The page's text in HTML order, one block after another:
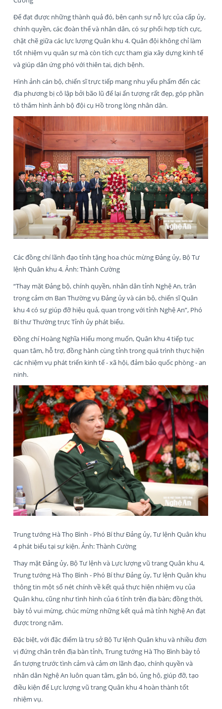
Để đạt được những thành quả đó, bên cạnh sự nỗ lực của cấp ủy,
chính quyền, các đoàn thể và nhân dân, có sự phối hợp tích cực,
chặt chẽ giữa các lực lượng Quân khu 4. Quân đội không chỉ làm
tốt nhiệm vụ quân sự mà còn tích cực tham gia xây dựng kinh tế
và giúp dân ứng phó với thiên tai, dịch bệnh.
Hình ảnh cán bộ, chiến sĩ trực tiếp mang nhu yếu phẩm đến các
địa phương bị cô lập bởi bão lũ để lại ấn tượng rất đẹp, góp phần
tô thắm hình ảnh bộ đội cụ Hồ trong lòng nhân dân.
Các đồng chí lãnh đạo tỉnh tặng hoa chúc mừng Đảng ủy, Bộ Tư
lệnh Quân khu 4. Ảnh: Thành Cường
“Thay mặt Đảng bộ, chính quyền, nhân dân tỉnh Nghệ An, trân
trọng cảm ơn Ban Thường vụ Đảng ủy và cán bộ, chiến sĩ Quân
khu 4 có sự giúp đỡ hiệu quả, quan trọng với tỉnh Nghệ An”, Phó
Bí thư Thường trực Tỉnh ủy phát biểu.
Đồng chí Hoàng Nghĩa Hiếu mong muốn, Quân khu 4 tiếp tục
quan tâm, hỗ trợ, đồng hành cùng tỉnh trong quá trình thực hiện
các nhiệm vụ phát triển kinh tế - xã hội, đảm bảo quốc phòng - an
ninh.
Trung tướng Hà Thọ Bình - Phó Bí thư Đảng ủy, Tư lệnh Quân khu
4 phát biểu tại sự kiện. Ảnh: Thành Cường
Thay mặt Đảng ủy, Bộ Tư lệnh và Lực lượng vũ trang Quân khu 4,
Trung tướng Hà Thọ Bình - Phó Bí thư Đảng ủy, Tư lệnh Quân khu
thông tin một số nét chính về kết quả thực hiện nhiệm vụ của
Quân khu, cũng như tình hình của 6 tỉnh trên địa bàn; đồng thời,
bày tỏ vui mừng, chúc mừng những kết quả mà tỉnh Nghệ An đạt
được trong năm.
Đặc biệt, với đặc điểm là trụ sở Bộ Tư lệnh Quân khu và nhiều đơn
vị đứng chân trên địa bàn tỉnh, Trung tướng Hà Thọ Bình bày tỏ
ấn tượng trước tình cảm và cảm ơn lãnh đạo, chính quyền và
nhân dân Nghệ An luôn quan tâm, gắn bó, ủng hộ, giúp đỡ, tạo
điều kiện để Lực lượng vũ trang Quân khu 4 hoàn thành tốt
nhiệm vụ.